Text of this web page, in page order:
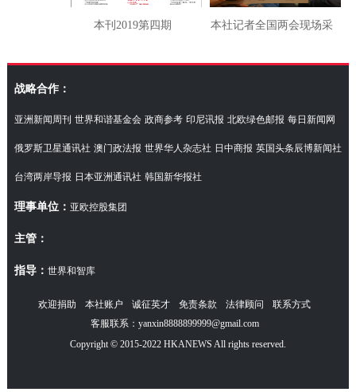
本刊2019第四期 本社记者全国两会现场采
访湖南代表团
战略合作：
亚洲新闻周刊 世界和谐基金会 政商参考 印尼讯报 北欧绿色邮报 每日新闻网
俄罗斯卫星通讯社 澳门政法报 世界华人杂志社 日中商报 英国头条辰博新闻社
台湾两岸导报 日本亚洲通讯社 韩国新华报社
理事单位： 亚欧控股集团
主管：
指导： 世界和智库
欢迎捐助 本社账户 诚征英才 免责条款 法律顾问
联系方式
客服联系：yanxin8888899999@gmail.com
Copyright © 2015-2022 HKANEWS All rights reserved.